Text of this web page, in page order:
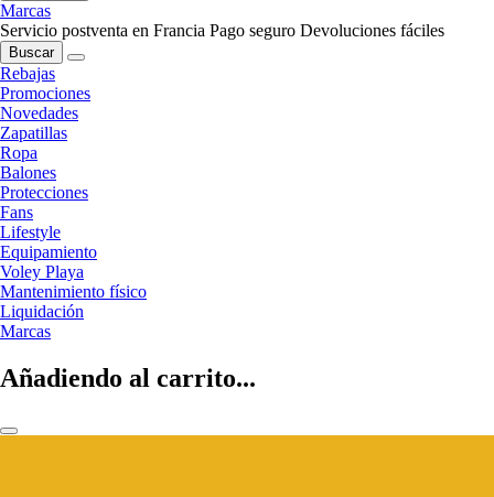
Marcas
Servicio postventa en Francia Pago seguro Devoluciones fáciles
Buscar
Rebajas
Promociones
Novedades
Zapatillas
Ropa
Balones
Protecciones
Fans
Lifestyle
Equipamiento
Voley Playa
Mantenimiento físico
Liquidación
Marcas
Añadiendo al carrito...